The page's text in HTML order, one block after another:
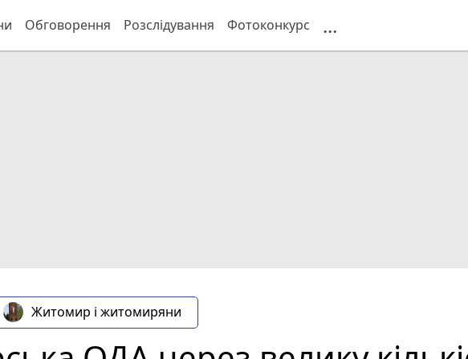
Обговорення Розслідування Фотоконкурс ...
Житомир і житомиряни